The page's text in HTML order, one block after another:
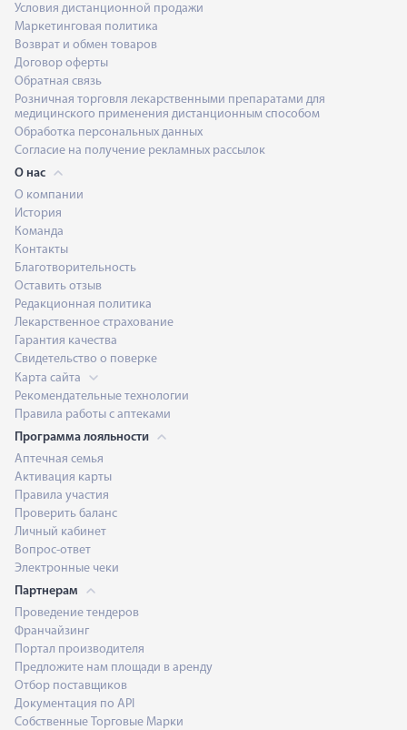
Условия дистанционной продажи
Маркетинговая политика
Возврат и обмен товаров
Договор оферты
Обратная связь
Розничная торговля лекарственными препаратами для
медицинского применения дистанционным способом
Обработка персональных данных
Согласие на получение рекламных рассылок
О нас
О компании
История
Команда
Контакты
Благотворительность
Оставить отзыв
Редакционная политика
Лекарственное страхование
Гарантия качества
Свидетельство о поверке
Карта сайта
Рекомендательные технологии
Правила работы с аптеками
Программа лояльности
Аптечная семья
Активация карты
Правила участия
Проверить баланс
Личный кабинет
Вопрос-ответ
Электронные чеки
Партнерам
Проведение тендеров
Франчайзинг
Портал производителя
Предложите нам площади в аренду
Отбор поставщиков
Документация по API
Собственные Торговые Марки